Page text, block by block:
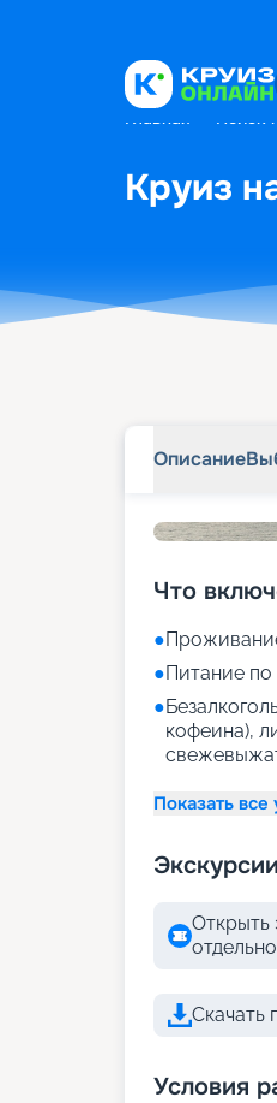
Главная Поиск
Круиз
Описание
Что
●
●Питание по
●
кофеина),
Показать все
Экскурсии
Открыть
Скачать
Условия